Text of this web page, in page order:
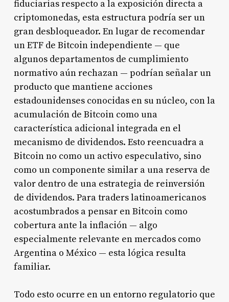
fiduciarias respecto a la exposición directa a
criptomonedas, esta estructura podría ser un
gran desbloqueador. En lugar de recomendar
un ETF de Bitcoin independiente — que
algunos departamentos de cumplimiento
normativo aún rechazan — podrían señalar un
producto que mantiene acciones
estadounidenses conocidas en su núcleo, con la
acumulación de Bitcoin como una
característica adicional integrada en el
mecanismo de dividendos. Esto reencuadra a
Bitcoin no como un activo especulativo, sino
como un componente similar a una reserva de
valor dentro de una estrategia de reinversión
de dividendos. Para traders latinoamericanos
acostumbrados a pensar en Bitcoin como
cobertura ante la inflación — algo
especialmente relevante en mercados como
Argentina o México — esta lógica resulta
familiar.
Todo esto ocurre en un entorno regulatorio que